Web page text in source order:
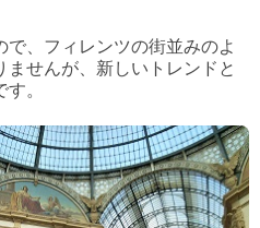
、フィレンツの街並みのよ
ませんが、新しいトレンドと
。